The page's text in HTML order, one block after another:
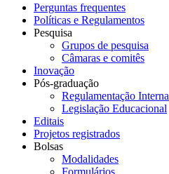
Perguntas frequentes
Políticas e Regulamentos
Pesquisa
Grupos de pesquisa
Câmaras e comitês
Inovação
Pós-graduação
Regulamentação Interna
Legislação Educacional
Editais
Projetos registrados
Bolsas
Modalidades
Formulários